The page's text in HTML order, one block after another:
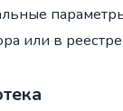
или в